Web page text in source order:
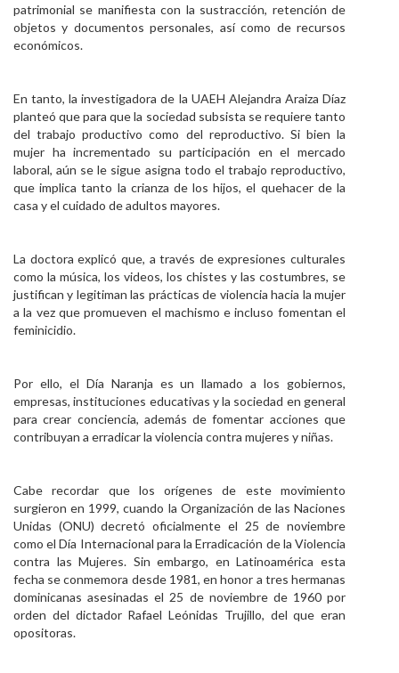
patrimonial se manifiesta con la sustracción, retención de
objetos y documentos personales, así como de recursos
económicos.
En tanto, la investigadora de la UAEH Alejandra Araiza Díaz
planteó que para que la sociedad subsista se requiere tanto
del trabajo productivo como del reproductivo. Si bien la
mujer ha incrementado su participación en el mercado
laboral, aún se le sigue asigna todo el trabajo reproductivo,
que implica tanto la crianza de los hijos, el quehacer de la
casa y el cuidado de adultos mayores.
La doctora explicó que, a través de expresiones culturales
como la música, los videos, los chistes y las costumbres, se
justifican y legitiman las prácticas de violencia hacia la mujer
a la vez que promueven el machismo e incluso fomentan el
feminicidio.
Por ello, el Día Naranja es un llamado a los gobiernos,
empresas, instituciones educativas y la sociedad en general
para crear conciencia, además de fomentar acciones que
contribuyan a erradicar la violencia contra mujeres y niñas.
Cabe recordar que los orígenes de este movimiento
surgieron en 1999, cuando la Organización de las Naciones
Unidas (ONU) decretó oficialmente el 25 de noviembre
como el Día Internacional para la Erradicación de la Violencia
contra las Mujeres. Sin embargo, en Latinoamérica esta
fecha se conmemora desde 1981, en honor a tres hermanas
dominicanas asesinadas el 25 de noviembre de 1960 por
orden del dictador Rafael Leónidas Trujillo, del que eran
opositoras.